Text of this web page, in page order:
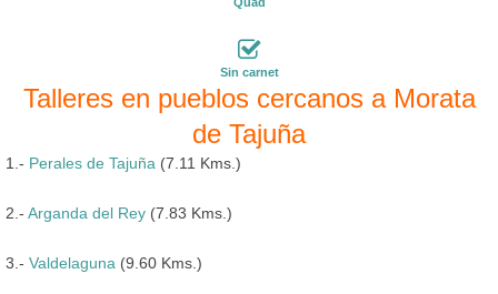
Sin carnet
Talleres en pueblos cercanos a Morata
de Tajuña
1.- Perales de Tajuña (7.11 Kms.)
2.- Arganda del Rey (7.83 Kms.)
3.- Valdelaguna (9.60 Kms.)